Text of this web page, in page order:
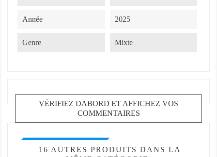
Année 2025
Genre Mixte
VÉRIFIEZ DABORD ET AFFICHEZ VOS
COMMENTAIRES
16 AUTRES PRODUITS DANS LA